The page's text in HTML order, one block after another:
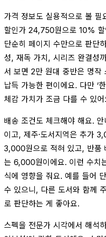
가격 정보도 실용적으로 볼
할인가 24,750원으로 10%
단순히 페이지 수만으로 판단
성, 재독 가치, 시리즈 완결성
서 보면 2만 원대 중반은 명작
납득 가능한 편이에요. 다만 ‘
체감 가치가 조금 다를 수 있어
배송 조건도 체크해야 해요.
이고, 제주·도서지역은 추가
3,000원으로 적혀 있고, 반품
는 6,000원이에요. 이런 수치
식에 영향을 줘요. 예를 들어
수 있으니, 다른 도서와 함께
로 판단하는 게 좋아요.
스펙을 전문가 시각에서 해석